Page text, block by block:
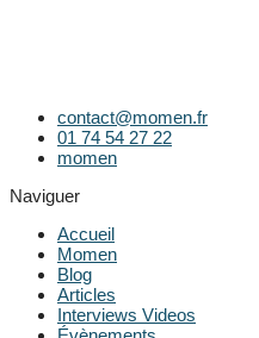
contact@momen.fr
01 74 54 27 22
momen
Naviguer
Accueil
Momen
Blog
Articles
Interviews Videos